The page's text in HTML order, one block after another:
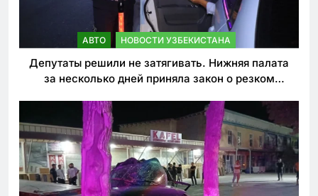
АВТО НОВОСТИ УЗБЕКИСТАНА
Депутаты решили не затягивать. Нижняя палата
за несколько дней приняла закон о резком